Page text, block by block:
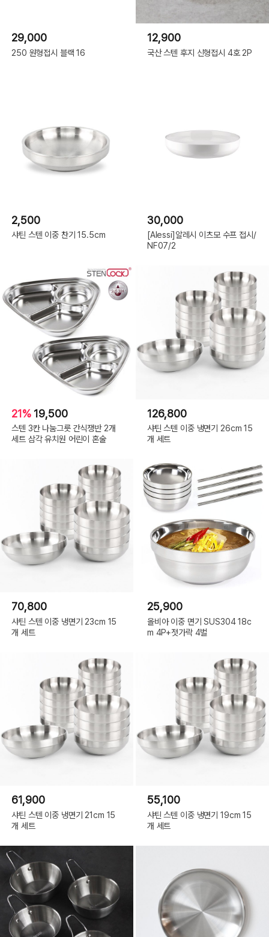
29,000
250 원형접시 블랙 16
12,900
국산 스텐 후지 신형접시 4호 2P
2,500
샤틴 스텐 이중 찬기 15.5cm
30,000
[Alessi]알레시 이츠모 수프 접시/
NF07/2
21% 19,500
스텐 3칸 나눔그릇 간식쟁반 2개
세트 삼각 유치원 어린이 혼술
126,800
샤틴 스텐 이중 냉면기 26cm 15
개 세트
70,800
샤틴 스텐 이중 냉면기 23cm 15
개 세트
25,900
올비아 이중 면기 SUS304 18c
m 4P+젓가락 4벌
61,900
샤틴 스텐 이중 냉면기 21cm 15
개 세트
55,100
샤틴 스텐 이중 냉면기 19cm 15
개 세트